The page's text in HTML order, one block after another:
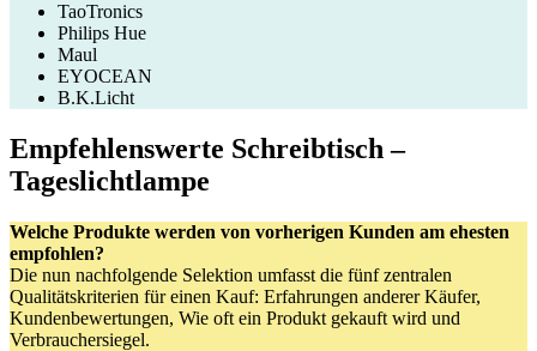
TaoTronics
Philips Hue
Maul
EYOCEAN
B.K.Licht
Empfehlenswerte Schreibtisch –
Tageslichtlampe
Welche Produkte werden von vorherigen Kunden am ehesten
empfohlen?
Die nun nachfolgende Selektion umfasst die fünf zentralen
Qualitätskriterien für einen Kauf: Erfahrungen anderer Käufer,
Kundenbewertungen, Wie oft ein Produkt gekauft wird und
Verbrauchersiegel.